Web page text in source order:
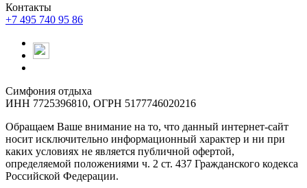
Контакты
+7 495 740 95 86
Симфония отдыха
ИНН 7725396810, ОГРН 5177746020216
Обращаем Ваше внимание на то, что данный интернет-сайт
носит исключительно информационный характер и ни при
каких условиях не является публичной офертой,
определяемой положениями ч. 2 ст. 437 Гражданского кодекса
Российской Федерации.